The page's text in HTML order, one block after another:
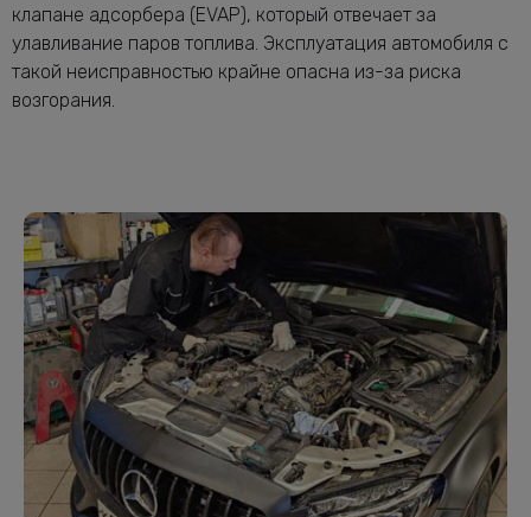
клапане адсорбера (EVAP), который отвечает за
улавливание паров топлива. Эксплуатация автомобиля с
такой неисправностью крайне опасна из-за риска
возгорания.